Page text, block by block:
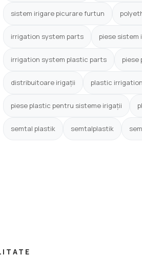
sistem irigare picurare furtun
irrigation system parts piese sistem
irrigation system plastic parts piese
distribuitoare irigații plastic
piese plastic pentru sisteme irigații
semtal plastik semtalplastik